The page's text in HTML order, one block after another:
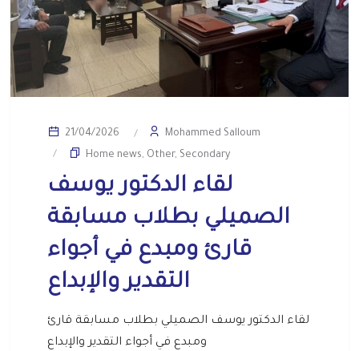
21/04/2026
Mohammed Salloum
Home news, Other, Secondary
لقاء الدكتور يوسف
الصميلي بطلاب مسابقة
قارئ ومبدع في أجواء
التقدير والإبداع
لقاء الدكتور يوسف الصميلي بطلاب مسابقة قارئ
ومبدع في أجواء التقدير والإبداع